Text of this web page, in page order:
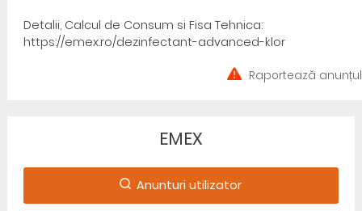
Detalii, Calcul de Consum si Fisa Tehnica:
https://emex.ro/dezinfectant-advanced-klor
Raportează anunțul
EMEX
Anunturi utilizator